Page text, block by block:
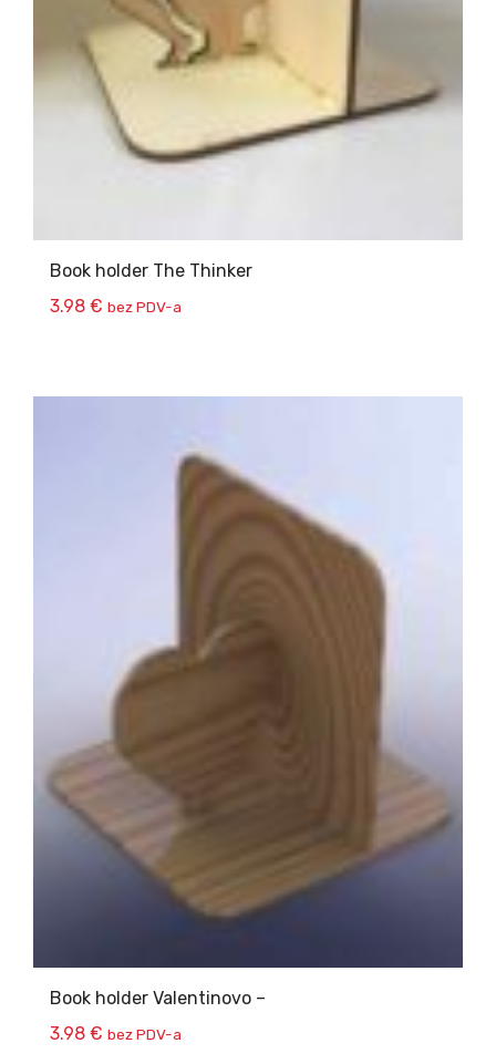
Book holder The Thinker
3.98 € bez PDV-a
Book holder Valentinovo –
3.98 € bez PDV-a